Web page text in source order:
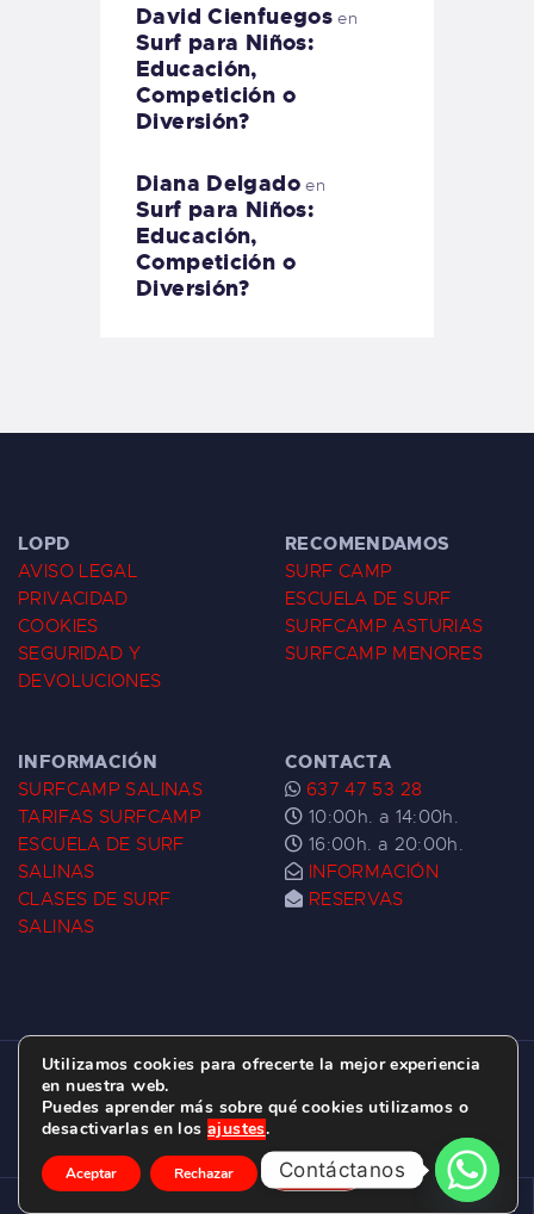
David Cienfuegos en
Surf para Niños:
Educación,
Competición o
Diversión?
Diana Delgadoen
Surf para Niños:
Educación,
Competición o
Diversión?
LOPD
AVISO LEGAL
PRIVACIDAD
COOKIES
SEGURIDAD Y
DEVOLUCIONES
RECOMENDAMOS
SURF CAMP
ESCUELA DE SURF
SURFCAMP ASTURIAS
SURFCAMP MENORES
INFORMACIÓN
SURFCAMP SALINAS
TARIFAS SURFCAMP
ESCUELA DE SURF
SALINAS
CLASES DE SURF
SALINAS
CONTACTA
637 47 53 28
10:00h. a 14:00h.
16:00h. a 20:00h.
INFORMACIÓN
RESERVAS
ESCUELA DE SURF LAS DUNAS ©
2026.
C/ BERNARDO ÁLVAREZ GALAN 1, SALINAS
(ASTURIAS)
Utilizamos cookies para ofrecerte la mejor experiencia
en nuestra web.
Puedes aprender más sobre qué cookies utilizamos o
desactivarlas en los ajustes.
Aceptar Rechazar Ajustes
Contáctanos